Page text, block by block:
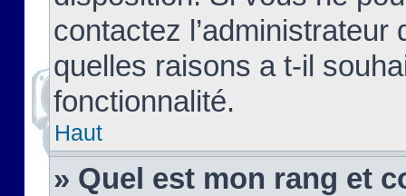
contactez
quelles raisons a t-il
fonctionnalité.
Haut
» Quel est mon rang et